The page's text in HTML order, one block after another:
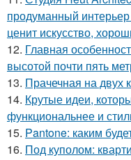
продуманный
ценит искусство,
12. Главная
высотой почти пять
13. Прачечная на двух
14. Крутые идеи,
функциональнее и
15. Pantone: каким
16. Под куполом: